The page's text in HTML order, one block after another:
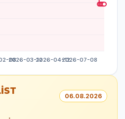
06.08.2026